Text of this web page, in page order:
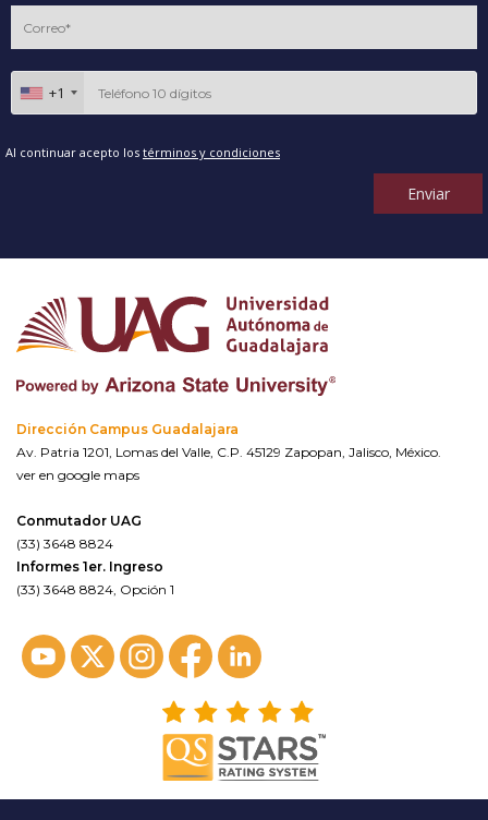
+1
Al continuar acepto los términos y condiciones
Enviar
Dirección Campus Guadalajara
Av. Patria 1201, Lomas del Valle, C.P. 45129 Zapopan, Jalisco, México.
ver en google maps
Conmutador UAG
(33) 3648 8824
Informes 1er. Ingreso
(33) 3648 8824, Opción 1